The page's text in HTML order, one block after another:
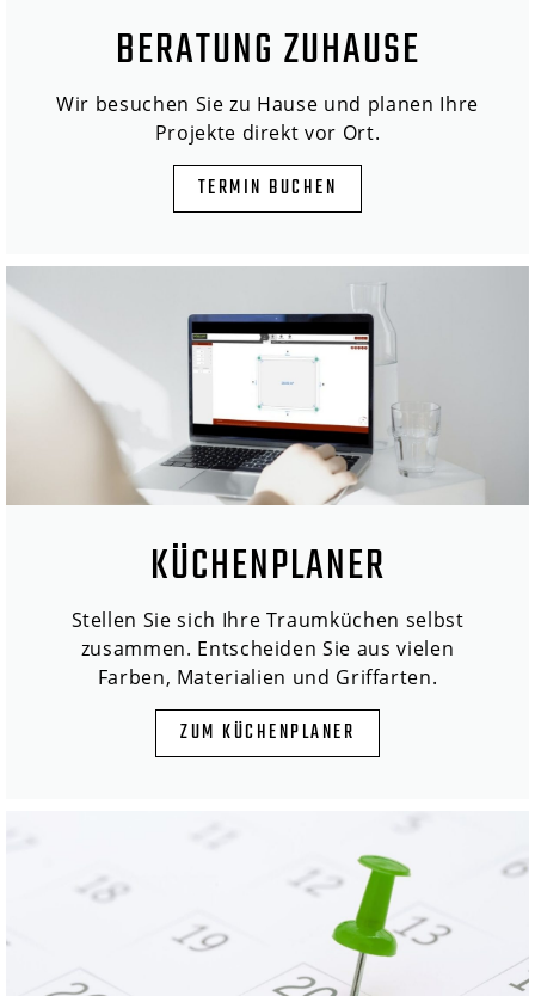
BERATUNG ZUHAUSE
Wir besuchen Sie zu Hause und planen Ihre
Projekte direkt vor Ort.
TERMIN BUCHEN
KÜCHENPLANER
Stellen Sie sich Ihre Traumküchen selbst
zusammen. Entscheiden Sie aus vielen
Farben, Materialien und Griffarten.
ZUM KÜCHENPLANER